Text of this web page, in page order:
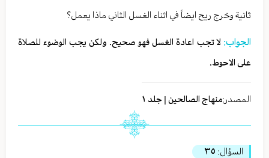
ثانية وخرج ريح ايضاً في اثناء الغسل الثاني ماذا يعمل؟
الجواب: لا تجب اعادة الغسل فهو صحيح. ولكن يجب الوضوء للصلاة
على الاحوط.
المصدر:منهاج الصالحين | جلد ١
السؤال: ٣٥